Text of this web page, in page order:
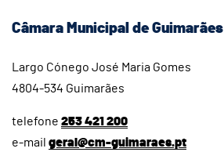
Câmara Municipal de Guimarães
Largo Cónego José Maria Gomes
4804-534 Guimarães
telefone 253 421 200
e-mail geral@cm-guimaraes.pt